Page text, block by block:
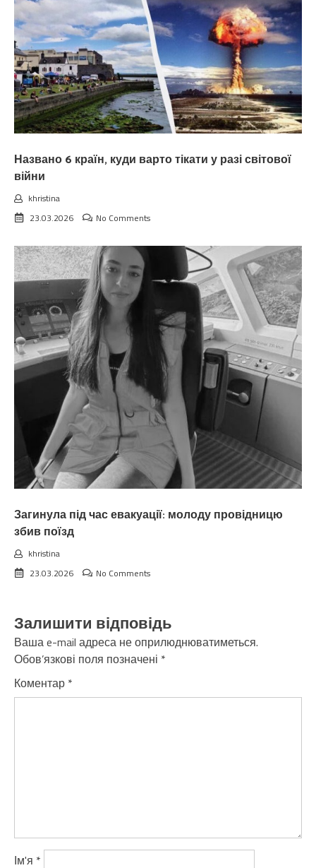
Названо 6 країн, куди варто тікати у разі світової
війни
khristina
23.03.2026
No Comments
Загинула під час евакуації: молоду провідницю
збив поїзд
khristina
23.03.2026
No Comments
Залишити відповідь
Ваша e-mail адреса не оприлюднюватиметься.
Обов’язкові поля позначені *
Коментар *
Ім'я *